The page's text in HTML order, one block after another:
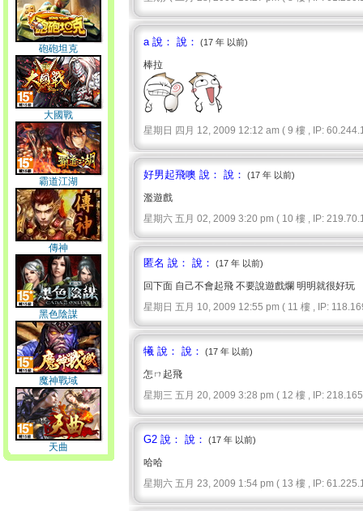
砲砲坦克
大國戰
霸道江湖
傳神
黑色陰謀
魔神戰域
天曲
a 說： 說： (17 年 以前)
棒拉
星期日 四月 12, 2009 12:12 am ( 9 樓 , IP:
好男起飛噢 說： 說： (17 年 以前)
濫遊戲
星期六 五月 02, 2009 3:20 pm ( 10 樓 , IP:
匿名 說： 說： (17 年 以前)
回下面 自己不會起飛 不要說遊戲爛 明明就很好玩
星期日 五月 10, 2009 12:55 pm ( 11 樓 , IP:
犧 說： 說： (17 年 以前)
怎ㄇ起飛
星期三 五月 20, 2009 3:28 pm ( 12 樓 , IP:
G2 說： 說： (17 年 以前)
哈哈
星期六 五月 23, 2009 1:54 pm ( 13 樓 , IP: